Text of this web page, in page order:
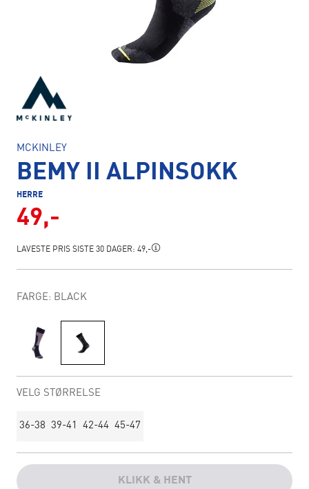
MCKINLEY
BEMY II ALPINSOKK
HERRE
49,-
LAVESTE PRIS SISTE 30 DAGER: 49,-
FARGE: BLACK
VELG STØRRELSE
36-38 39-41 42-44 45-47
KLIKK & HENT